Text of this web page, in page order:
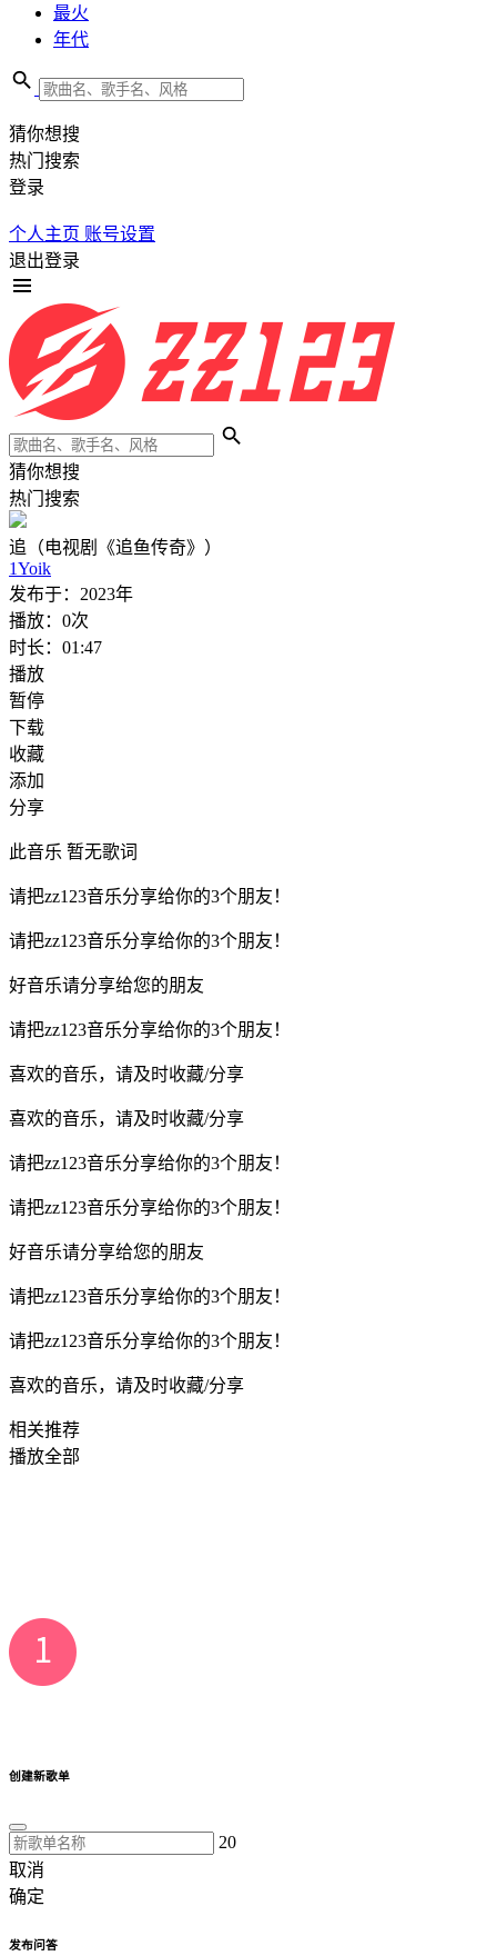
最火
年代
猜你想搜
热门搜索
登录
个人主页 账号设置
退出登录
猜你想搜
热门搜索
追（电视剧《追鱼传奇》）
1Yoik
发布于： 2023年
播放： 0次
时长： 01:47
播放
暂停
下载
收藏
添加
分享
此音乐 暂无歌词
请把zz123音乐分享给你的3个朋友！
请把zz123音乐分享给你的3个朋友！
好音乐请分享给您的朋友
请把zz123音乐分享给你的3个朋友！
喜欢的音乐，请及时收藏/分享
喜欢的音乐，请及时收藏/分享
请把zz123音乐分享给你的3个朋友！
请把zz123音乐分享给你的3个朋友！
好音乐请分享给您的朋友
请把zz123音乐分享给你的3个朋友！
请把zz123音乐分享给你的3个朋友！
喜欢的音乐，请及时收藏/分享
相关推荐
播放全部
创建新歌单
20
取消
确定
发布问答